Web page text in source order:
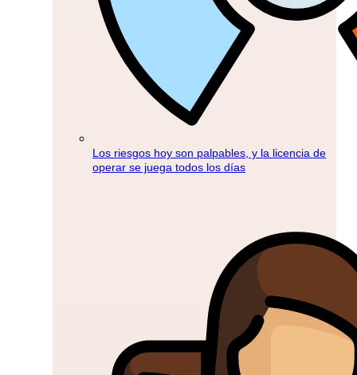
Los riesgos hoy son palpables, y la licencia de
operar se juega todos los días